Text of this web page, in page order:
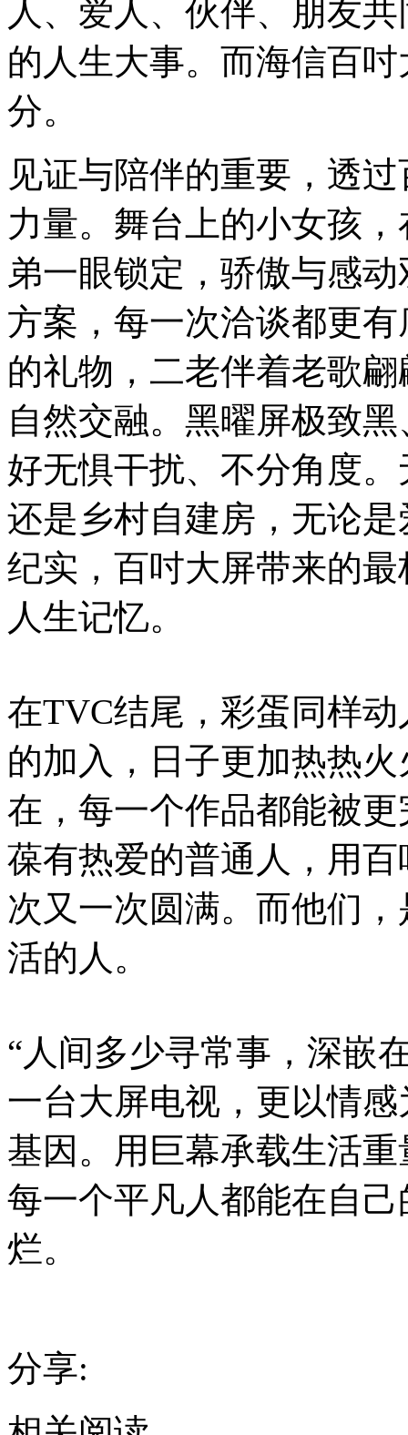
人、爱人、伙伴、朋友
的人生大事。而海信百
分。
见证与陪伴的重要，透
力量。舞台上的小女孩
弟一眼锁定，骄傲与感
方案，每一次洽谈都更
的礼物，二老伴着老歌
自然交融。黑曜屏极致
好无惧干扰、不分角度
还是乡村自建房，无论
纪实，百吋大屏带来的
人生记忆。
在TVC结尾，彩蛋同样
的加入，日子更加热热
在，每一个作品都能被
葆有热爱的普通人，用
次又一次圆满。而他们
活的人。
“人间多少寻常事，深嵌
一台大屏电视，更以情
基因。用巨幕承载生活
每一个平凡人都能在自
烂。
分享: